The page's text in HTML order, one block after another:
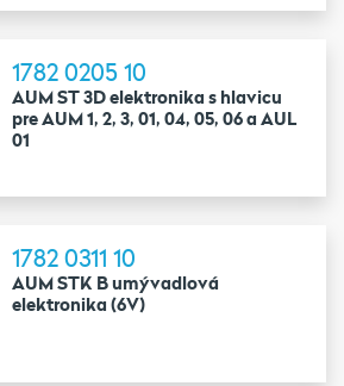
1782 0205 10
AUM ST 3D elektronika s hlavicu
pre AUM 1, 2, 3, 01, 04, 05, 06 a AUL
01
1782 0311 10
AUM STK B umývadlová
elektronika (6V)